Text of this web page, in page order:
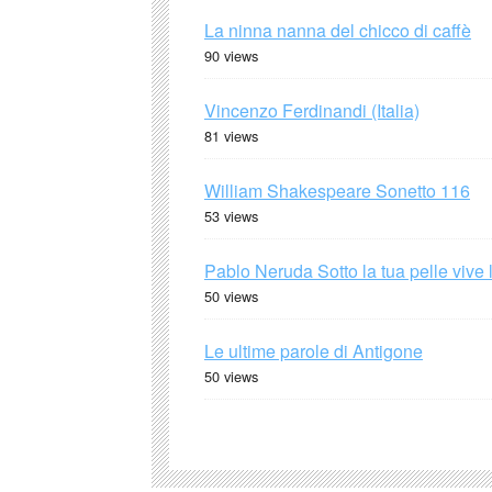
La ninna nanna del chicco di caffè
90 views
Vincenzo Ferdinandi (Italia)
81 views
William Shakespeare Sonetto 116
53 views
Pablo Neruda Sotto la tua pelle vive
50 views
Le ultime parole di Antigone
50 views